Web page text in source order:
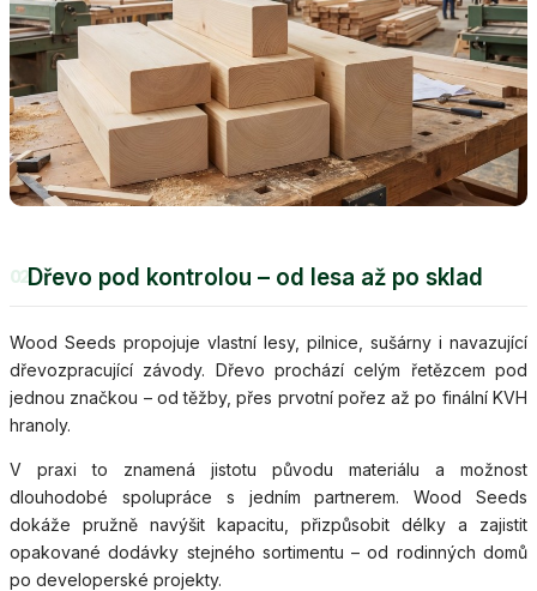
02Dřevo pod kontrolou – od lesa až po sklad
Wood Seeds propojuje vlastní lesy, pilnice, sušárny i navazující
dřevozpracující závody. Dřevo prochází celým řetězcem pod
jednou značkou – od těžby, přes prvotní pořez až po finální KVH
hranoly.
V praxi to znamená jistotu původu materiálu a možnost
dlouhodobé spolupráce s jedním partnerem. Wood Seeds
dokáže pružně navýšit kapacitu, přizpůsobit délky a zajistit
opakované dodávky stejného sortimentu – od rodinných domů
po developerské projekty.